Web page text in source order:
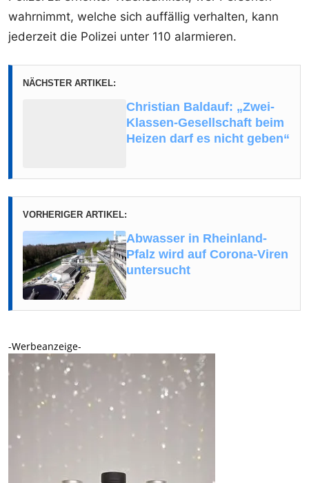
wahrnimmt, welche sich auffällig verhalten, kann
jederzeit die Polizei unter 110 alarmieren.
NÄCHSTER ARTIKEL:
Christian Baldauf: „Zwei-
Klassen-Gesellschaft beim
Heizen darf es nicht geben“
VORHERIGER ARTIKEL:
Abwasser in Rheinland-
Pfalz wird auf Corona-Viren
untersucht
-Werbeanzeige-